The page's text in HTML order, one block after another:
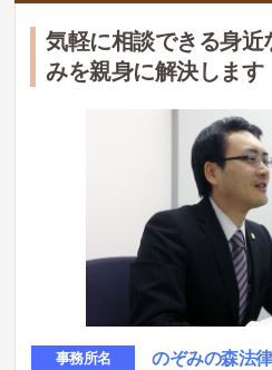
気軽に相談できる身近
みを親身に解決します
事務所名 のぞみの森法